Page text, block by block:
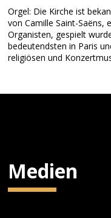
Orgel: Die Kirche ist
von Camille Saint-Saëns,
Organisten, gespielt
bedeutendsten in Paris
religiösen und
Medien